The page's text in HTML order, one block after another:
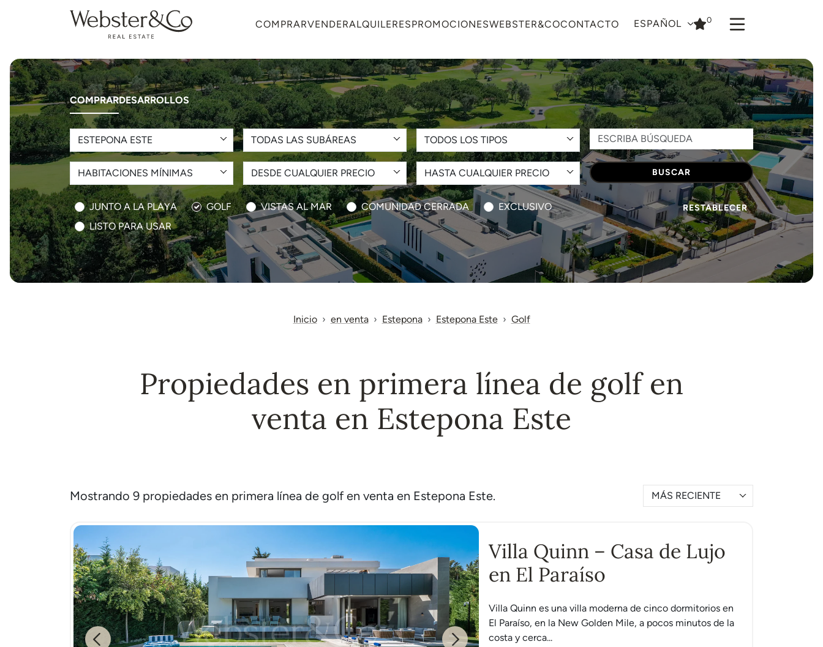
COMPRARVENDERALQUILERESPROMOCIONESWEBSTER&COCONTACTO ESPAÑOL 0
COMPRARDESARROLLOS
ESTEPONA ESTE TODAS LAS SUBÁREAS TODOS LOS TIPOS
HABITACIONES MÍNIMAS DESDE CUALQUIER PRECIO HASTA CUALQUIER PRECIO BUSCAR
JUNTO A LA PLAYA GOLF VISTAS AL MAR COMUNIDAD CERRADA
EXCLUSIVO
LISTO PARA USAR
RESTABLECER
Inicio en venta Estepona Estepona Este Golf
Propiedades en primera línea de golf en
venta en Estepona Este
Mostrando 9 propiedades en primera línea de golf en venta en Estepona Este. MÁS RECIENTE
Villa Quinn – Casa de Lujo
en El Paraíso
Villa Quinn es una villa moderna de cinco dormitorios en
El Paraíso, en la New Golden Mile, a pocos minutos de la
costa y cerca...